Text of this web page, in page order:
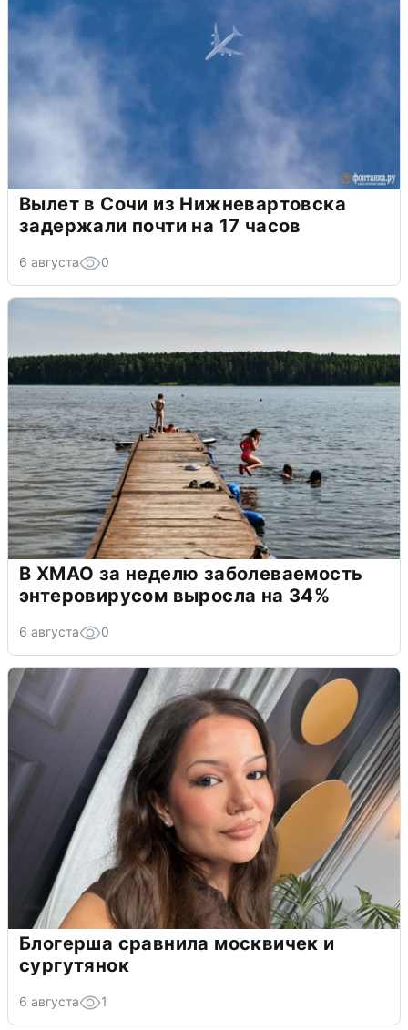
Вылет в Сочи из Нижневартовска
задержали почти на 17 часов
6 августа 0
В ХМАО за неделю заболеваемость
энтеровирусом выросла на 34%
6 августа 0
Блогерша сравнила москвичек и
сургутянок
6 августа 1